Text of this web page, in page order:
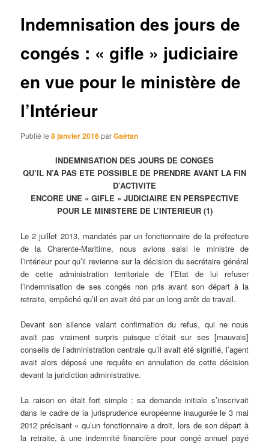
Indemnisation des jours de
congés : « gifle » judiciaire
en vue pour le ministère de
l’Intérieur
Publié le8 janvier 2016parGaétan
INDEMNISATION DES JOURS DE CONGES
QU’IL N’A PAS ETE POSSIBLE DE PRENDRE AVANT LA FIN
D’ACTIVITE
ENCORE UNE « GIFLE » JUDICIAIRE EN PERSPECTIVE
POUR LE MINISTERE DE L’INTERIEUR (1)
Le 2 juillet 2013, mandatés par un fonctionnaire de la préfecture
de la Charente-Maritime, nous avions saisi le ministre de
l’intérieur pour qu’il revienne sur la décision du secrétaire général
de cette administration territoriale de l’Etat de lui refuser
l’indemnisation de ses congés non pris avant son départ à la
retraite, empêché qu’il en avait été par un long arrêt de travail.
Devant son silence valant confirmation du refus, qui ne nous
avait pas vraiment surpris puisque c’était sur ses [mauvais]
conseils de l’administration centrale qu’il avait été signifié, l’agent
avait alors déposé une requête en annulation de cette décision
devant la juridiction administrative.
La raison en était fort simple : sa demande initiale s’inscrivait
dans le cadre de la jurisprudence européenne inaugurée le 3 mai
2012 précisant « qu’un fonctionnaire a droit, lors de son départ à
la retraite, à une indemnité financière pour congé annuel payé